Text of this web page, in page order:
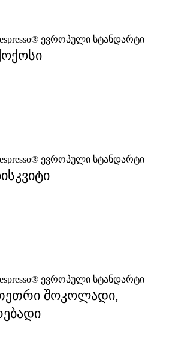
ევროპული სტანდარტი
ევროპული სტანდარტი
ევროპული სტანდარტი
თეთრი შოკოლადი,